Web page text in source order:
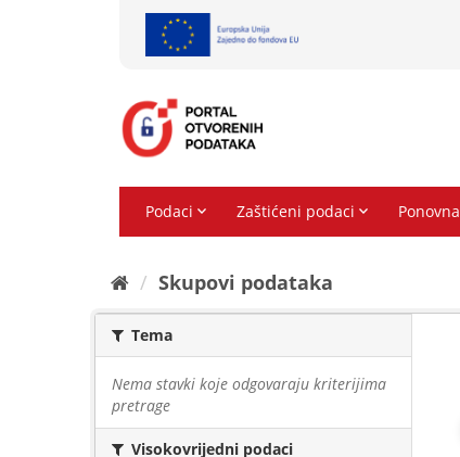
Skupovi podаtаkа
Tema
Nema stavki koje odgovaraju kriterijima
pretrage
Visokovrijedni podaci